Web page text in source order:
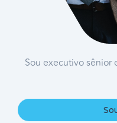
Sou executivo sênior